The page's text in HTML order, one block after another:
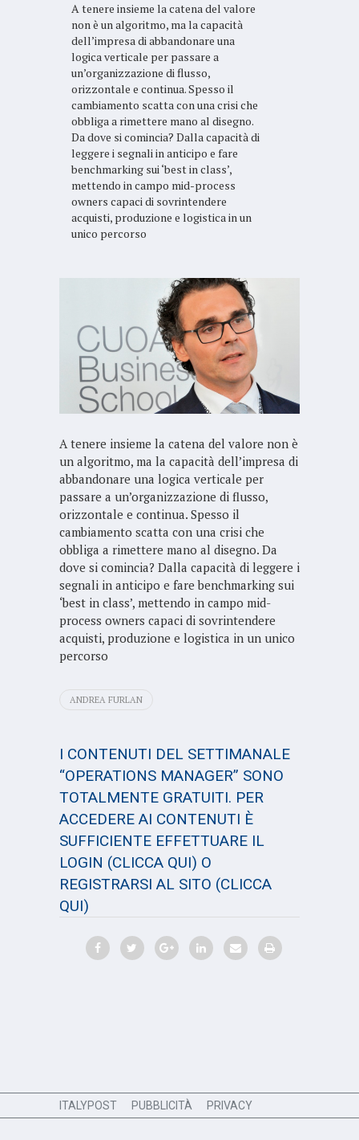
A tenere insieme la catena del valore
non è un algoritmo, ma la capacità
dell’impresa di abbandonare una
logica verticale per passare a
un’organizzazione di flusso,
orizzontale e continua. Spesso il
cambiamento scatta con una crisi che
obbliga a rimettere mano al disegno.
Da dove si comincia? Dalla capacità di
leggere i segnali in anticipo e fare
benchmarking sui ‘best in class’,
mettendo in campo mid-process
owners capaci di sovrintendere
acquisti, produzione e logistica in un
unico percorso
A tenere insieme la catena del valore non è
un algoritmo, ma la capacità dell’impresa di
abbandonare una logica verticale per
passare a un’organizzazione di flusso,
orizzontale e continua. Spesso il
cambiamento scatta con una crisi che
obbliga a rimettere mano al disegno. Da
dove si comincia? Dalla capacità di leggere i
segnali in anticipo e fare benchmarking sui
‘best in class’, mettendo in campo mid-
process owners capaci di sovrintendere
acquisti, produzione e logistica in un unico
percorso
ANDREA FURLAN
I CONTENUTI DEL SETTIMANALE
“OPERATIONS MANAGER” SONO
TOTALMENTE GRATUITI. PER
ACCEDERE AI CONTENUTI È
SUFFICIENTE EFFETTUARE IL
LOGIN (CLICCA QUI) O
REGISTRARSI AL SITO (CLICCA
QUI)
ITALYPOST PUBBLICITÀ PRIVACY